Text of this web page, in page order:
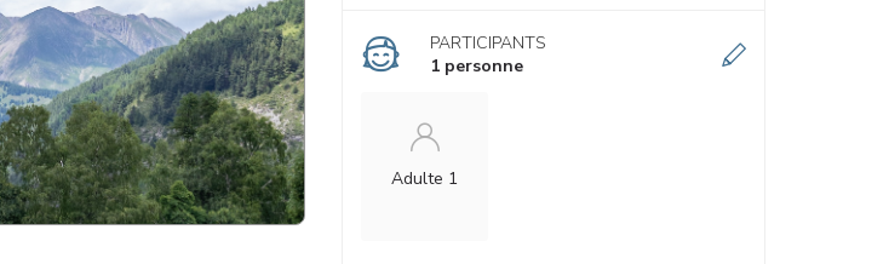
PARTICIPANTS
1 personne
Adulte 1